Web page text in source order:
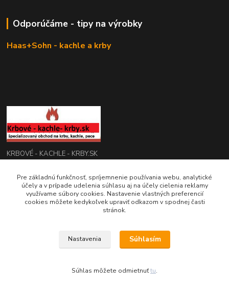
Odporúčáme - tipy na výrobky
Haas+Sohn - kachle a krby
KRBOVÉ - KACHLE - KRBY.SK
0949 476 255
08:00 - 17.00
2022 RB Business Slovakia, s. r. o.
Pre základnú funkčnosť, spríjemnenie používania webu, analytické
účely a v prípade udelenia súhlasu aj na účely cielenia reklamy
využívame súbory cookies. Nastavenie vlastných preferencií
cookies môžete kedykoľvek upraviť odkazom v spodnej časti
stránok.
Nastavenia Súhlasím
Súhlas môžete odmietnuťtu.